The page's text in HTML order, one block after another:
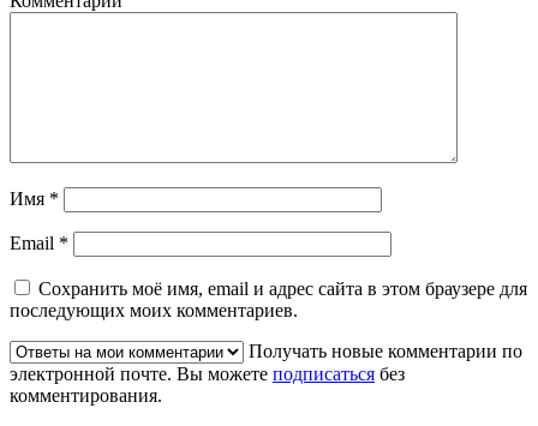
Имя *
Email *
Сохранить моё имя, email и адрес сайта в этом браузере для
последующих моих комментариев.
Получать новые комментарии по
электронной почте. Вы можете подписаться без
комментирования.